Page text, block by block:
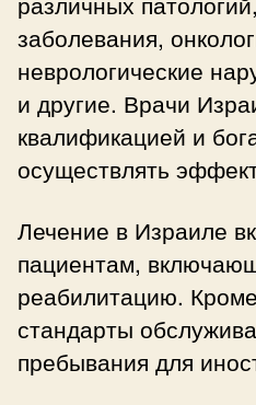
заболевания,
неврологические
и другие. Врачи
квалификацией и
осуществлять
Лечение в Израиле
пациентам,
реабилитацию.
стандарты
пребывания для